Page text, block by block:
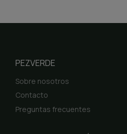
PEZVERDE
Sobre nosotros
Contacto
Preguntas frecuentes